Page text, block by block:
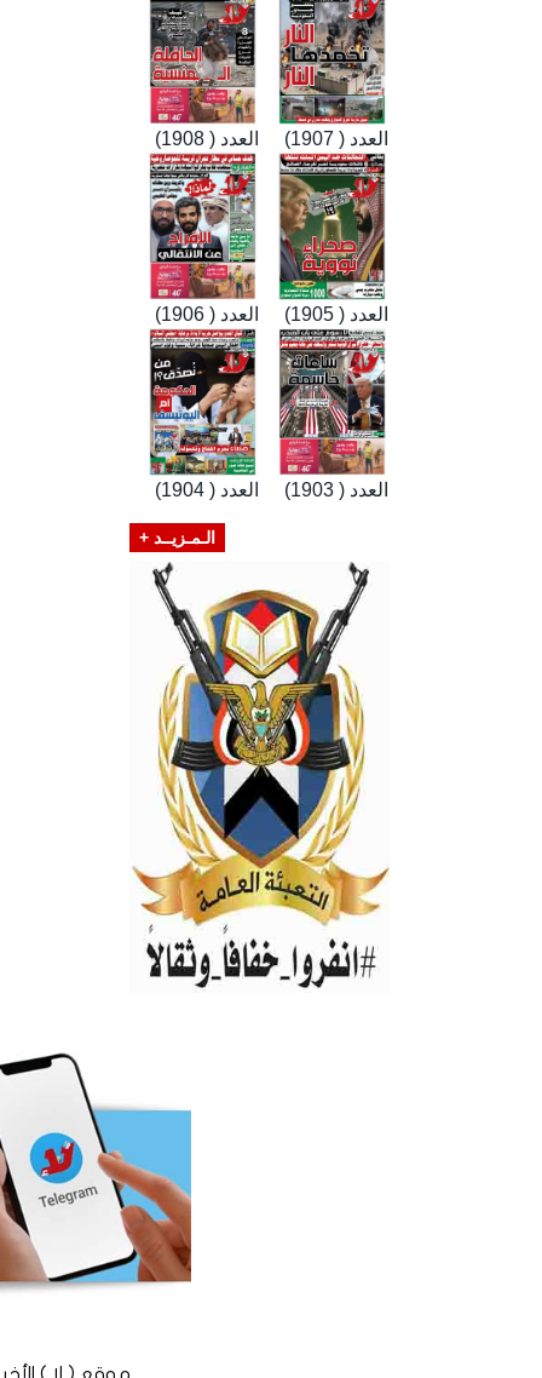
العدد ( 1908) العدد ( 1907)
العدد ( 1906) العدد ( 1905)
العدد ( 1904) العدد ( 1903)
الـمـزيــد +